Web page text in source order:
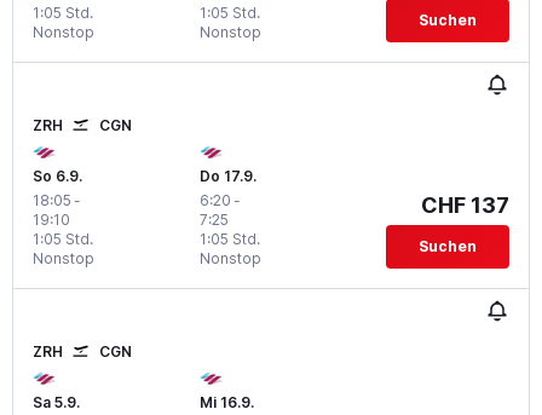
Nonstop
1:05 Std.
Nonstop
1:05 Std. Suchen
ZRH CGN
So 6.9.
18:05 -
19:10
Nonstop
1:05 Std.
Do 17.9.
6:20 -
7:25
Nonstop
1:05 Std.
CHF 137
Suchen
ZRH CGN
Sa 5.9.
Mi 16.9.